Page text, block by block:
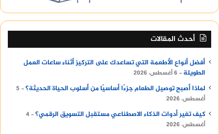
أحدث المقالات
أفضل أنواع الأطعمة التي تساعدك على التركيز أثناء ساعات العمل
الطويلة
6 أغسطس، 2026
لماذا أصبح توصيل الطعام جزءًا أساسيًا من أسلوب الحياة الحديثة؟
5
أغسطس، 2026
كيف تغير أدوات الذكاء الاصطناعي مستقبل التسويق الرقمي؟ 4
أغسطس، 2026